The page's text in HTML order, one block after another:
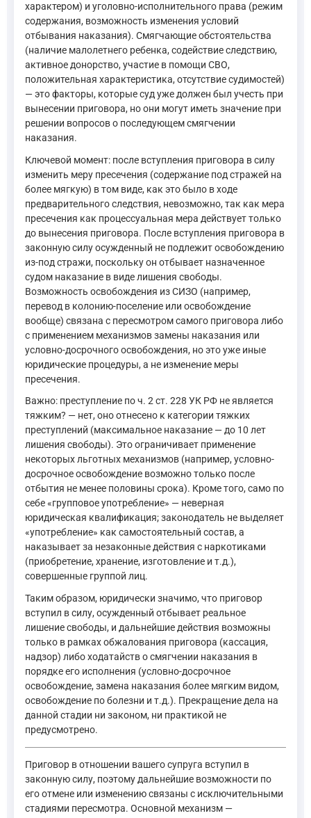
характером) и уголовно-исполнительного права (режим
содержания, возможность изменения условий
отбывания наказания). Смягчающие обстоятельства
(наличие малолетнего ребенка, содействие следствию,
активное донорство, участие в помощи СВО,
положительная характеристика, отсутствие судимостей)
— это факторы, которые суд уже должен был учесть при
вынесении приговора, но они могут иметь значение при
решении вопросов о последующем смягчении
наказания.
Ключевой момент: после вступления приговора в силу
изменить меру пресечения (содержание под стражей на
более мягкую) в том виде, как это было в ходе
предварительного следствия, невозможно, так как мера
пресечения как процессуальная мера действует только
до вынесения приговора. После вступления приговора в
законную силу осужденный не подлежит освобождению
из-под стражи, поскольку он отбывает назначенное
судом наказание в виде лишения свободы.
Возможность освобождения из СИЗО (например,
перевод в колонию-поселение или освобождение
вообще) связана с пересмотром самого приговора либо
с применением механизмов замены наказания или
условно-досрочного освобождения, но это уже иные
юридические процедуры, а не изменение меры
пресечения.
Важно: преступление по ч. 2 ст. 228 УК РФ не является
тяжким? — нет, оно отнесено к категории тяжких
преступлений (максимальное наказание — до 10 лет
лишения свободы). Это ограничивает применение
некоторых льготных механизмов (например, условно-
досрочное освобождение возможно только после
отбытия не менее половины срока). Кроме того, само по
себе «групповое употребление» — неверная
юридическая квалификация; законодатель не выделяет
«употребление» как самостоятельный состав, а
наказывает за незаконные действия с наркотиками
(приобретение, хранение, изготовление и т.д.),
совершенные группой лиц.
Таким образом, юридически значимо, что приговор
вступил в силу, осужденный отбывает реальное
лишение свободы, и дальнейшие действия возможны
только в рамках обжалования приговора (кассация,
надзор) либо ходатайств о смягчении наказания в
порядке его исполнения (условно-досрочное
освобождение, замена наказания более мягким видом,
освобождение по болезни и т.д.). Прекращение дела на
данной стадии ни законом, ни практикой не
предусмотрено.
Приговор в отношении вашего супруга вступил в
законную силу, поэтому дальнейшие возможности по
его отмене или изменению связаны с исключительными
стадиями пересмотра. Основной механизм —